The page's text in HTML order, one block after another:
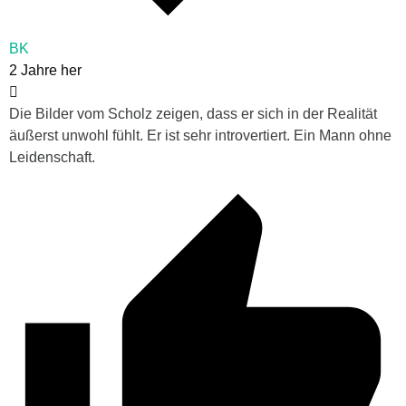
BK
2 Jahre her
Die Bilder vom Scholz zeigen, dass er sich in der Realität
äußerst unwohl fühlt. Er ist sehr introvertiert. Ein Mann ohne
Leidenschaft.